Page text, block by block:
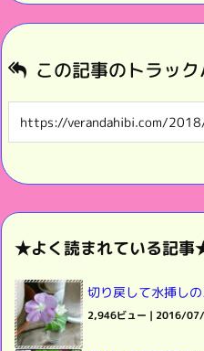
この記事のトラッ
★よく読まれている記
切り戻して水挿しの
2,946ビュー | 2016/07/